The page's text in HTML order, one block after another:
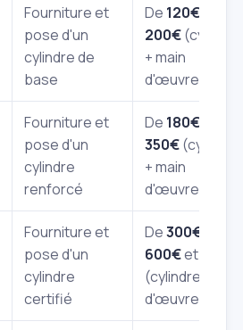
Fourniture et
pose d'un
cylindre de
base
De 120€
200€(cylindre
+ main
d'œuvre)
Fourniture et
pose d'un
cylindre
renforcé
De 180€
350€(cylindre
+ main
d'œuvre)
Fourniture et
pose d'un
cylindre
certifié
De300€
600€et plus
(cylindre +
d'œuvre)